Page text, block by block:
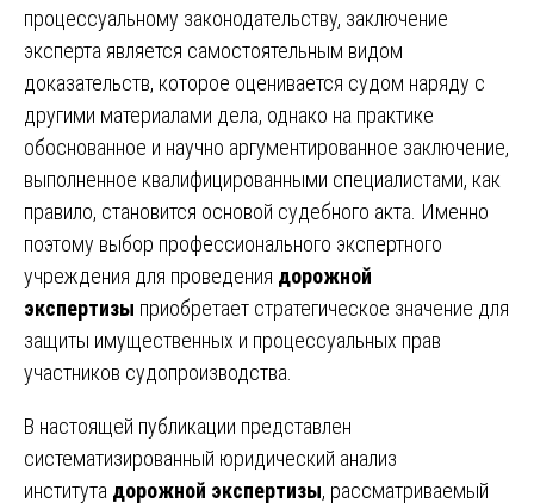
процессуальному законодательству, заключение
эксперта является самостоятельным видом
доказательств, которое оценивается судом наряду с
другими материалами дела, однако на практике
обоснованное и научно аргументированное заключение,
выполненное квалифицированными специалистами, как
правило, становится основой судебного акта. Именно
поэтому выбор профессионального экспертного
учреждения для проведения дорожной
экспертизы приобретает стратегическое значение для
защиты имущественных и процессуальных прав
участников судопроизводства.
В настоящей публикации представлен
систематизированный юридический анализ
института дорожной экспертизы, рассматриваемый